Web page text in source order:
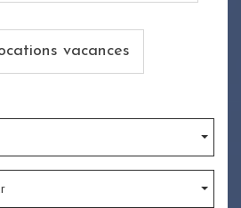
vacances